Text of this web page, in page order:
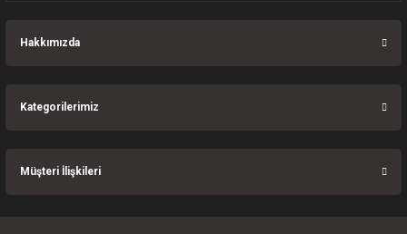
Hakkımızda
Kategorilerimiz
Müşteri İlişkileri